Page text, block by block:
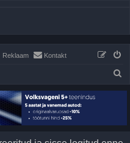
Reklaam Kontakt